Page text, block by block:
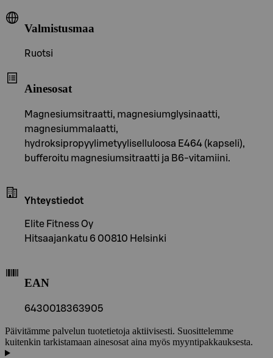
Valmistusmaa
Ruotsi
Ainesosat
Magnesiumsitraatti, magnesiumglysinaatti,
magnesiummalaatti,
hydroksipropyylimetyyliselluloosa E464 (kapseli),
bufferoitu magnesiumsitraatti ja B6-vitamiini.
Yhteystiedot
Elite Fitness Oy
Hitsaajankatu 6 00810 Helsinki
EAN
6430018363905
Päivitämme palvelun tuotetietoja aktiivisesti. Suosittelemme
kuitenkin tarkistamaan ainesosat aina myös myyntipakkauksesta.